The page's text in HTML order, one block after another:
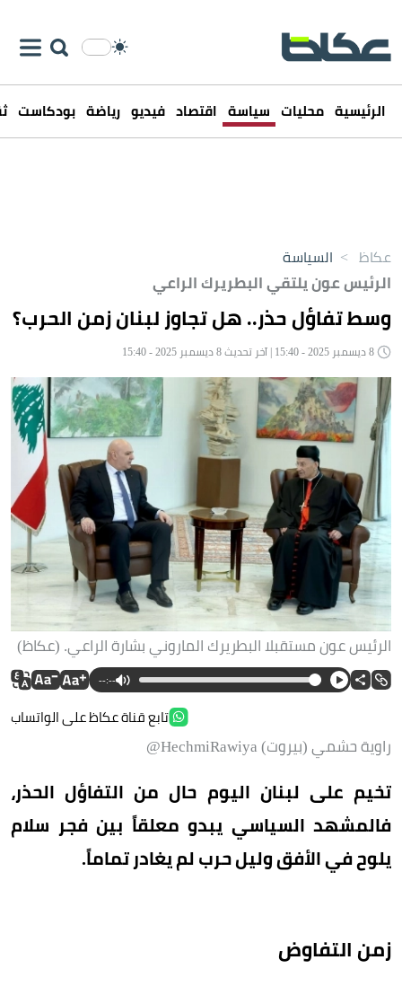
الرئيسية محليات سياسة اقتصاد فيديو رياضة بودكاست
عكاظ > السياسة
الرئيس عون يلتقي البطريرك الراعي
وسط تفاؤل حذر.. هل تجاوز لبنان زمن الحرب؟
الرئيس عون مستقبلا البطريرك الماروني بشارة الراعي. (عكاظ)
--:--
تابع قناة عكاظ على الواتساب
راوية حشمي (بيروت) HechmiRawiya@
تخيم على لبنان اليوم حال من التفاؤل الحذر،
فالمشهد السياسي يبدو معلقاً بين فجر سلام
يلوح في الأفق وليل حرب لم يغادر تماماً.
زمن التفاوض